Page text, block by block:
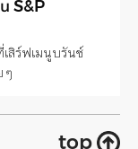
S&P
สิร์ฟเมนูบรันช์
ๆ
top